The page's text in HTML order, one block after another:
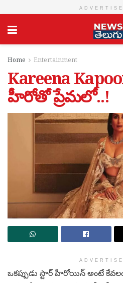
Home Entertainment
Kareena
హీరోతో ప్రేమ‌లో..!
ఒక‌ప్పుడు స్టార్ హీరోయిన్ అంటే